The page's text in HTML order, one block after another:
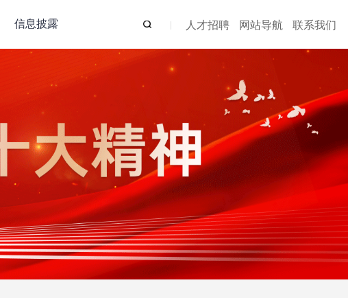
信息披露 人才招聘 网站导航 联系我们